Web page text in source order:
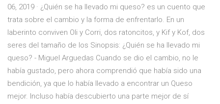
06, 2019 · ¿Quién se ha llevado mi queso? es un cuento que
trata sobre el cambio y la forma de enfrentarlo. En un
laberinto conviven Oli y Corri, dos ratoncitos, y Kif y Kof, dos
seres del tamaño de los Sinopsis: ¿Quién se ha llevado mi
queso? - Miguel Arguedas Cuando se dio el cambio, no le
había gustado, pero ahora comprendió que había sido una
bendición, ya que lo había llevado a encontrar un Queso
mejor. Incluso había descubierto una parte mejor de sí